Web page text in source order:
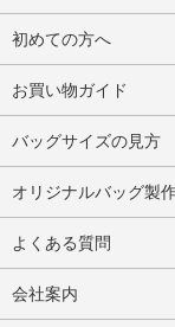
初めての方へ
お買い物ガイド
バッグサイズの見方
オリジナルバッグ製
よくある質問
会社案内